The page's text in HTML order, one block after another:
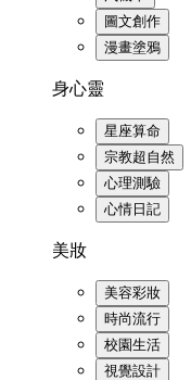
圖文創作
漫畫塗鴉
身心靈
星座算命
宗教超自然
心理測驗
心情日記
美妝
美容彩妝
時尚流行
校園生活
視覺設計